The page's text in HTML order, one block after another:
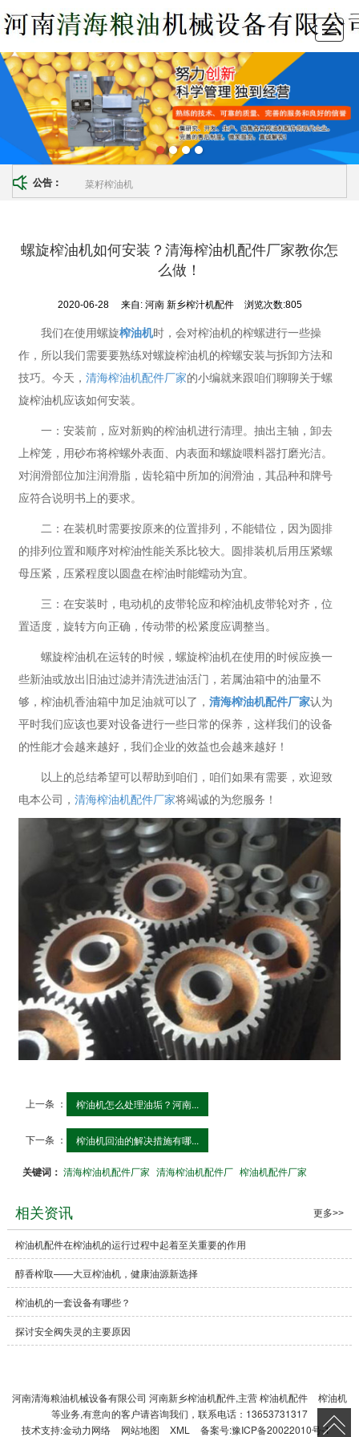
首页 产品展示 新闻动态 榨油机配件 公司介绍
公告： 菜籽榨油机
螺旋榨油机如何安装？清海榨油机配件厂家教你怎
么做！
2020-06-28 来自: 河南 新乡榨汁机配件 浏览次数:805
我们在使用螺旋榨油机时，会对榨油机的榨螺进行一些操
作，所以我们需要要熟练对螺旋榨油机的榨螺安装与拆卸方法和
技巧。今天，清海榨油机配件厂家的小编就来跟咱们聊聊关于螺
旋榨油机应该如何安装。
一：安装前，应对新购的榨油机进行清理。抽出主轴，卸去
上榨笼，用砂布将榨螺外表面、内表面和螺旋喂料器打磨光洁。
对润滑部位加注润滑脂，齿轮箱中所加的润滑油，其品种和牌号
应符合说明书上的要求。
二：在装机时需要按原来的位置排列，不能错位，因为圆排
的排列位置和顺序对榨油性能关系比较大。圆排装机后用压紧螺
母压紧，压紧程度以圆盘在榨油时能蠕动为宜。
三：在安装时，电动机的皮带轮应和榨油机皮带轮对齐，位
置适度，旋转方向正确，传动带的松紧度应调整当。
螺旋榨油机在运转的时候，螺旋榨油机在使用的时候应换一
些新油或放出旧油过滤并清洗进油活门，若属油箱中的油量不
够，榨油机香油箱中加足油就可以了，清海榨油机配件厂家认为
平时我们应该也要对设备进行一些日常的保养，这样我们的设备
的性能才会越来越好，我们企业的效益也会越来越好！
以上的总结希望可以帮助到咱们，咱们如果有需要，欢迎致
电本公司，清海榨油机配件厂家将竭诚的为您服务！
上一条 ： 榨油机怎么处理油垢？河南...
下一条 ： 榨油机回油的解决措施有哪...
关键词：清海榨油机配件厂家 清海榨油机配件厂 榨油机配件厂家
相关资讯 更多>>
榨油机配件在榨油机的运行过程中起着至关重要的作用
醇香榨取——大豆榨油机，健康油源新选择
榨油机的一套设备有哪些？
探讨安全阀失灵的主要原因
河南清海粮油机械设备有限公司 河南新乡榨油机配件,主营榨油机配件
榨油机
等业务,有意向的客户请咨询我们，联系电话：13653731317
技术支持:金动力网络 网站地图 XML 备案号:豫ICP备20022010号-1